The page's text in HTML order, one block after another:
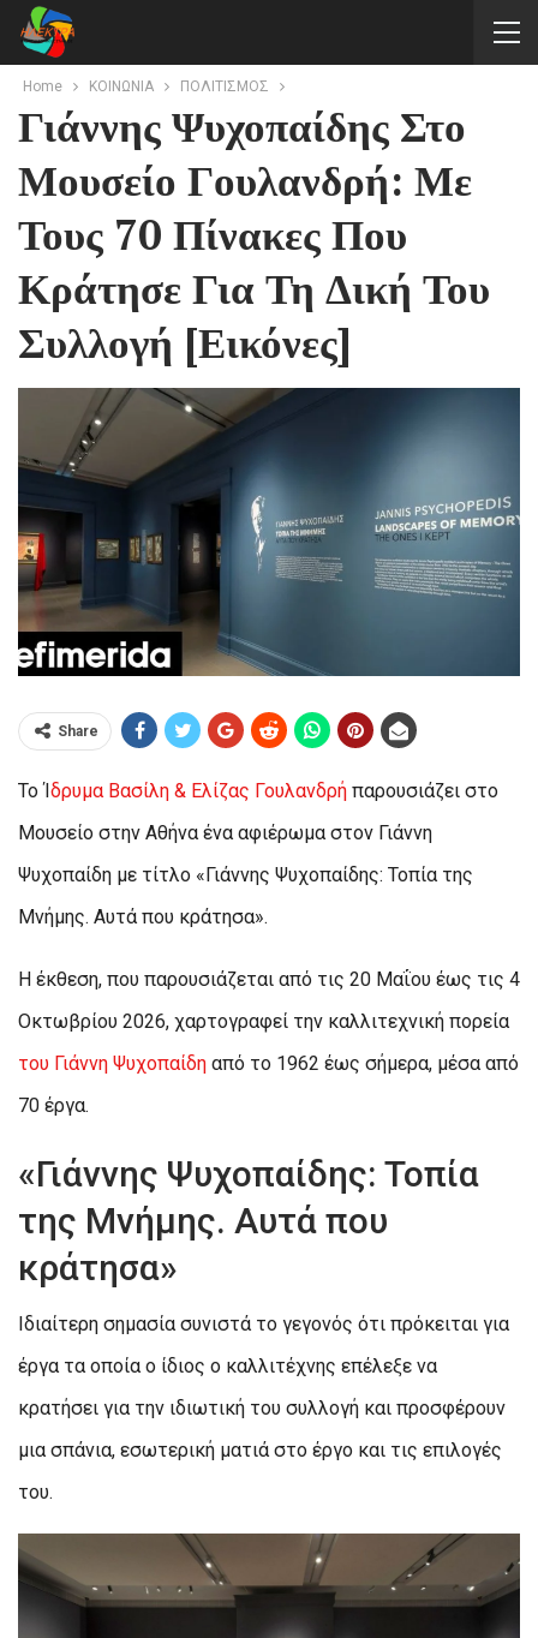
Home ΚΟΙΝΩΝΙΑ ΠΟΛΙΤΙΣΜΟΣ
Γιάννης Ψυχοπαίδης Στο
Μουσείο Γουλανδρή: Με
Τους 70 Πίνακες Που
Κράτησε Για Τη Δική Του
Συλλογή [εικόνες]
Share
Το Ίδρυμα Βασίλη & Ελίζας Γουλανδρή παρουσιάζει στο
Μουσείο στην Αθήνα ένα αφιέρωμα στον Γιάννη
Ψυχοπαίδη με τίτλο «Γιάννης Ψυχοπαίδης: Τοπία της
Μνήμης. Αυτά που κράτησα».
Η έκθεση, που παρουσιάζεται από τις 20 Μαΐου έως τις 4
Οκτωβρίου 2026, χαρτογραφεί την καλλιτεχνική πορεία
του Γιάννη Ψυχοπαίδη από το 1962 έως σήμερα, μέσα από
70 έργα.
«Γιάννης Ψυχοπαίδης: Τοπία
της Μνήμης. Αυτά που
κράτησα»
Ιδιαίτερη σημασία συνιστά το γεγονός ότι πρόκειται για
έργα τα οποία ο ίδιος ο καλλιτέχνης επέλεξε να
κρατήσει για την ιδιωτική του συλλογή και προσφέρουν
μια σπάνια, εσωτερική ματιά στο έργο και τις επιλογές
του.